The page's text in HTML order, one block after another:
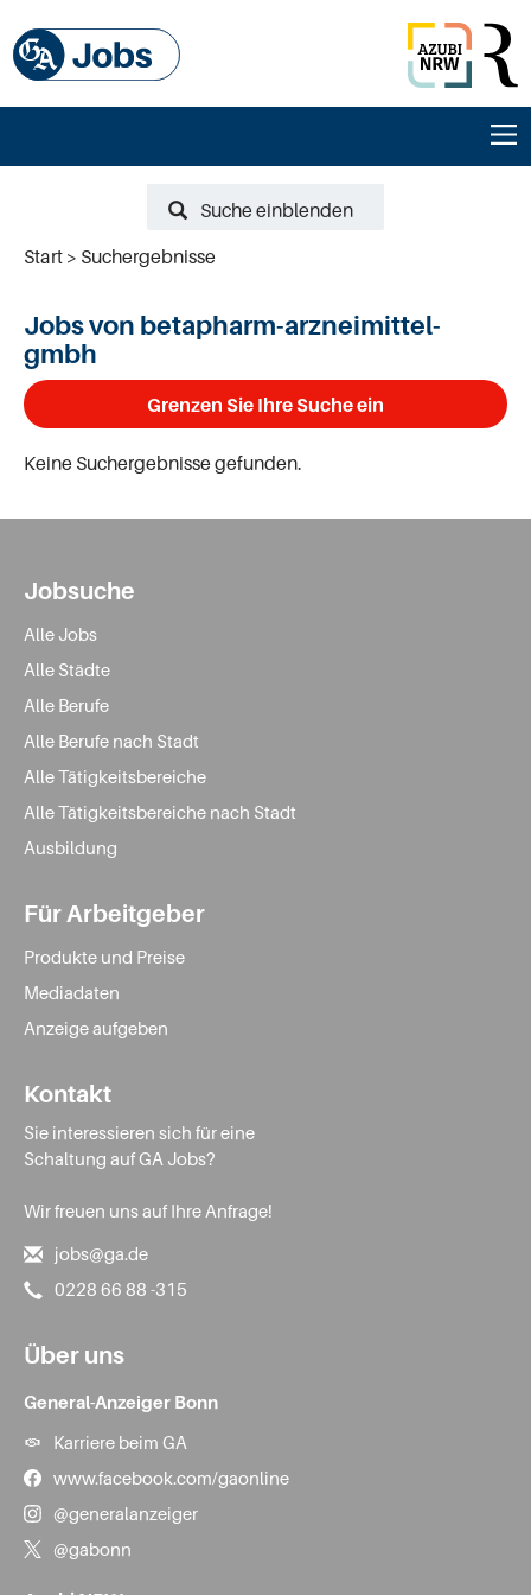
Suche einblenden
Start
Suchergebnisse
Jobs von betapharm-arzneimittel-
gmbh
Grenzen Sie Ihre Suche ein
Keine Suchergebnisse gefunden.
Jobsuche
Alle Jobs
Alle Städte
Alle Berufe
Alle Berufe nach Stadt
Alle Tätigkeitsbereiche
Alle Tätigkeitsbereiche nach Stadt
Ausbildung
Für Arbeitgeber
Produkte und Preise
Mediadaten
Anzeige aufgeben
Kontakt
Sie interessieren sich für eine
Schaltung auf GA Jobs?
Wir freuen uns auf Ihre Anfrage!
jobs@ga.de
0228 66 88 -315
Über uns
General-Anzeiger Bonn
Karriere beim GA
www.facebook.com/gaonline
@generalanzeiger
@gabonn